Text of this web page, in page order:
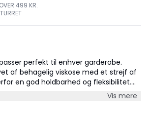
499 KR.
perfekt til enhver garderobe.
af behagelig viskose med et strejf af
en god holdbarhed og fleksibilitet.
et par jeans for et casual look eller
til de mere formelle anledninger.
Vis mere